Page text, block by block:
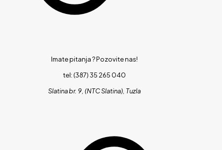
Imate pitanja ?Pozovite nas!
tel: (387) 35 265 040
Slatina br. 9, (NTC Slatina), Tuzla